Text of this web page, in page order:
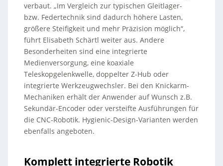
verbaut. „Im Vergleich zur typischen Gleitlager-
bzw. Federtechnik sind dadurch höhere Lasten,
größere Steifigkeit und mehr Präzision möglich“,
führt Elisabeth Schärtl weiter aus. Andere
Besonderheiten sind eine integrierte
Medienversorgung, eine koaxiale
Teleskopgelenkwelle, doppelter Z-Hub oder
integrierte Werkzeugwechsler. Bei den Knickarm-
Mechaniken erhält der Anwender auf Wunsch z.B.
Sekundär-Encoder oder versteifte Ausführungen für
die CNC-Robotik. Hygienic-Design-Varianten werden
ebenfalls angeboten.
Komplett integrierte Robotik